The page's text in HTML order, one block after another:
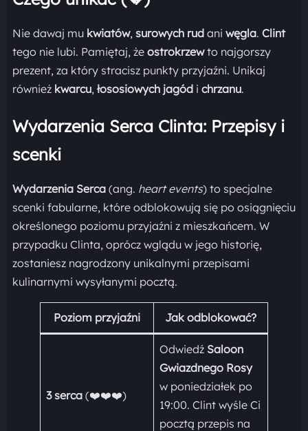
Nie dawaj mu kwiatów, surowych rudani węgla. Clint
tego nie lubi. Pamiętaj, że ostrokrzewto najgorszy
prezent, za który stracisz punkty przyjaźni. Unikaj
również kwarcu, łososiowych jagódi chrzanu.
Wydarzenia Serca Clinta: Przepisy i
scenki
Wydarzenia Serca(ang. heart events) to specjalne
scenki fabularne, które odblokowują się po osiągnięciu
określonego poziomu przyjaźni z mieszkańcem. W
przypadku Clinta, oprócz wglądu w jego historię,
zostaniesz nagrodzony unikalnymi przepisami
kulinarnymi wysyłanymi pocztą.
Poziom przyjaźni Jak odblokować?
3 serca(❤️❤️❤️)
Odwiedź Saloon
Gwiazdnego Rosy
w poniedziałek po
19:00. Clint wyśle Ci
pocztą przepis na